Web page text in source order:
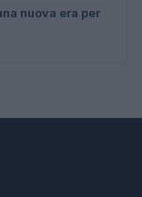
nuova era per